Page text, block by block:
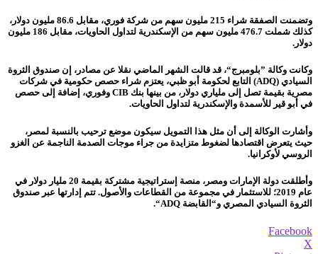
وتضمنت الصفقة شراء 215 مليون سهم من شركة فوري، مقابل 86.6 مليون دولار،
كذلك شملت 476.7 مليون سهم من الإسكندرية لتداول الحاويات، مقابل 186 مليون
دولار.
وكانت وكالة ”بلومبرج“، قد قالت الشهر الماضي نقلا عن مصادر، إن صندوق الثروة
السيادي (ADQ) التابع لحكومة أبو ظبي، يعتزم شراء حصص حكومية في شركات
مصرية بقيمة تصل إلى ملياري دولار، من بينها بنك CIB وفوري، إضافة إلى حصص
في أبو قير للأسمدة والإسكندرية لتداول الحاويات.
وأشارت الوكالة إلى أن مثل هذا التمويل سيكون موضع ترحيب بالنسبة لمصر،
حيث يتعرض اقتصادها لضغوط متزايدة من جراء موجات الصدمة الناجمة عن الغزو
الروسي لأوكرانيا.
وأطلقت دولة الإمارات ومصر، منصة إستراتيجية مشتركة بقيمة 20 مليار دولار في
عام 2019؛ للاستثمار في مجموعة من القطاعات والأصول. تتم إدارتها عبر صندوق
الثروة السيادي المصري و“القابضة ADQ“.
Facebook
X